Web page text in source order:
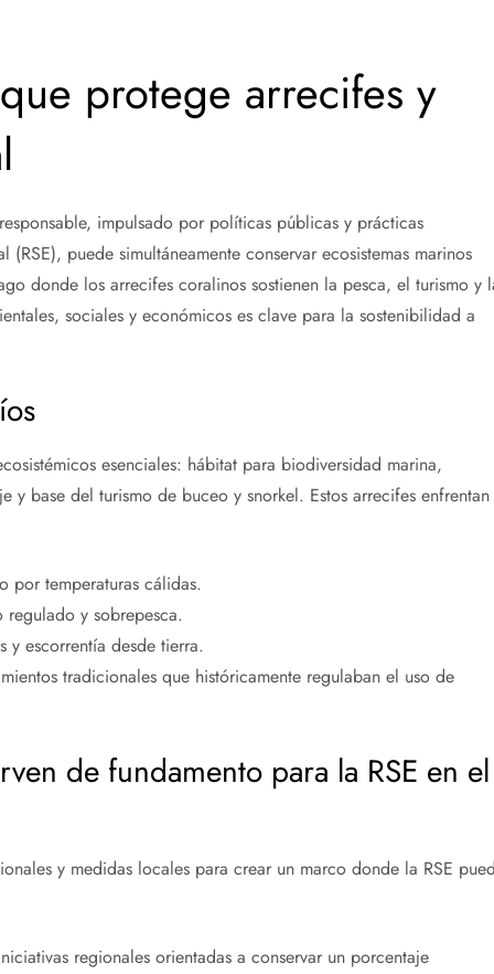
protege arrecifes y
impulsado por políticas públicas y prácticas
puede simultáneamente conservar ecosistemas marinos
donde los arrecifes coralinos sostienen la pesca, el turismo y
sociales y económicos es clave para la sostenibilidad a
esenciales: hábitat para biodiversidad marina,
base del turismo de buceo y snorkel. Estos arrecifes enfrentan
por temperaturas cálidas.
y sobrepesca.
y escorrentía desde tierra.
tradicionales que históricamente regulaban el uso de
de fundamento para la RSE en el
y medidas locales para crear un marco donde la RSE
regionales orientadas a conservar un porcentaje